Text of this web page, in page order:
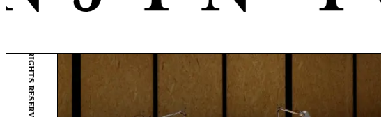
© ENJIN Inc. ALL RIGHTS RESERVED.